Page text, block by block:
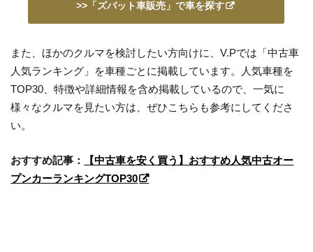
>>「ズバット車販売」で車を探す
また、ほかのクルマを検討したい方向けに、V.Pでは「中古車
人気ランキング」を車種ごとに掲載しています。人気車種を
TOP30、特徴や詳細情報を含め掲載しているので、一気に
様々なクルマを見たい方は、ぜひこちらも参考にしてくださ
い。
おすすめ記事：
【中古車を安く買う】おすすめ人気中古オー
プンカーランキングTOP30